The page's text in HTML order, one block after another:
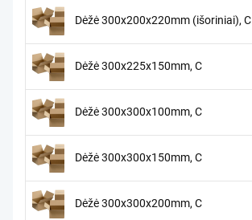
Dėžė 300x200x220mm (išoriniai), C
Dėžė 300x225x150mm, C
Dėžė 300x300x100mm, C
Dėžė 300x300x150mm, C
Dėžė 300x300x200mm, C